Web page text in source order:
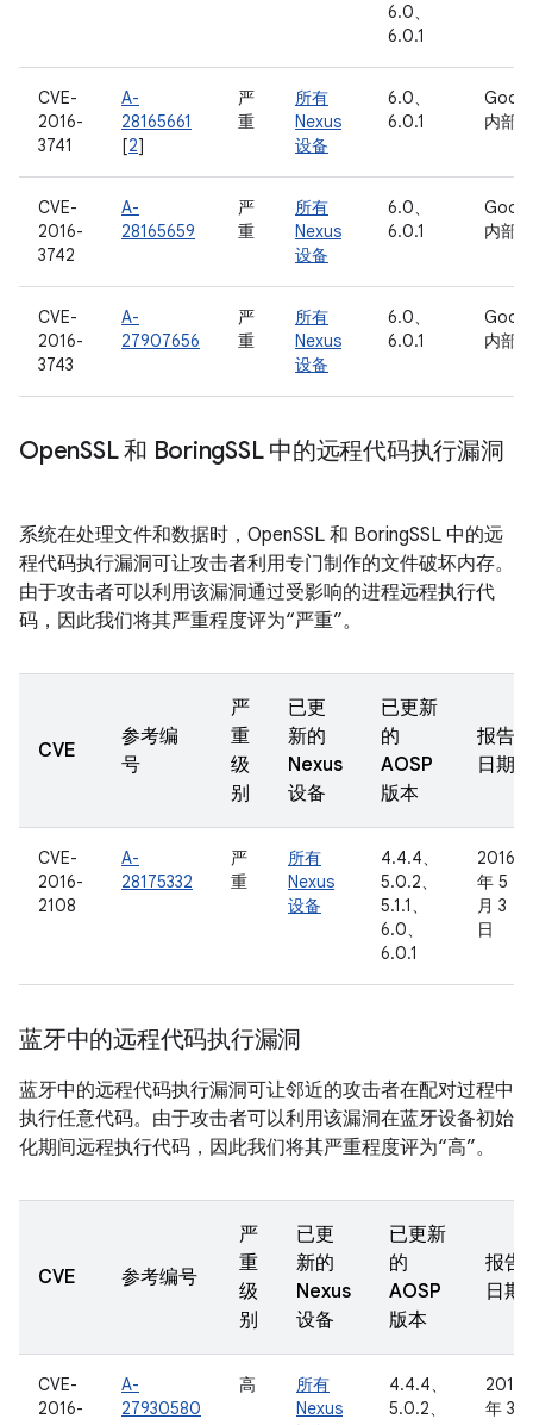
6.0、
6.0.1
CVE-
2016-
3741
A-
28165661
[2]
严
重
所有
Nexus
设备
6.0、
6.0.1
内部
CVE-
2016-
3742
A-
28165659
严
重
所有
Nexus
设备
6.0、
6.0.1
内部
CVE-
2016-
3743
A-
27907656
严
重
所有
Nexus
设备
6.0、
6.0.1
内部
OpenSSL 和 BoringSSL 中的远程代码执行漏洞
系统在处理文件和数据时，OpenSSL 和 BoringSSL 中的远
程代码执行漏洞可让攻击者利用专门制作的文件破坏内存。
由于攻击者可以利用该漏洞通过受影响的进程远程执行代
码，因此我们将其严重程度评为“严重”。
CVE
参考编
号
严
重
级
别
已更
新的
Nexus
设备
已更新
的
AOSP
版本
报告
日期
CVE-
2016-
2108
A-
28175332
严
重
所有
Nexus
设备
4.4.4、
5.0.2、
5.1.1、
6.0、
6.0.1
2016
年 5
月 3
日
蓝牙中的远程代码执行漏洞
蓝牙中的远程代码执行漏洞可让邻近的攻击者在配对过程中
执行任意代码。由于攻击者可以利用该漏洞在蓝牙设备初始
化期间远程执行代码，因此我们将其严重程度评为“高”。
CVE 参考编号
严
重
级
别
已更
新的
Nexus
设备
已更新
的
AOSP
版本
报告
日期
CVE-
2016-
A-
27930580
高
所有
Nexus
4.4.4、
5.0.2、
2016
年 3